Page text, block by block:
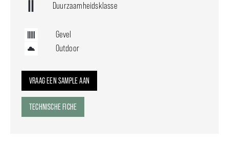
Duurzaamheidsklasse
Gevel
Outdoor
VRAAG EEN SAMPLE AAN
TECHNISCHE FICHE